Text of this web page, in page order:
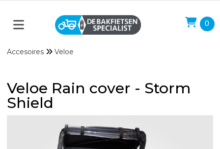
0
Accesoires Veloe
Veloe Rain cover - Storm
Shield